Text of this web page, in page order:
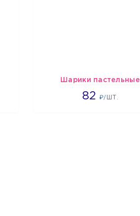
Шарики пастельные
82 ₽/ШТ.
2192